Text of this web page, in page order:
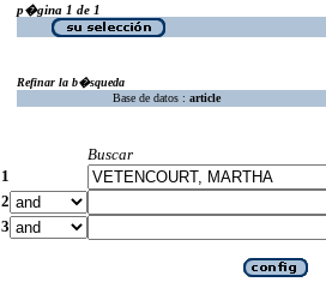
p�gina 1 de 1
Refinar la b�squeda
Base de datos : article
Buscar
1
2
3